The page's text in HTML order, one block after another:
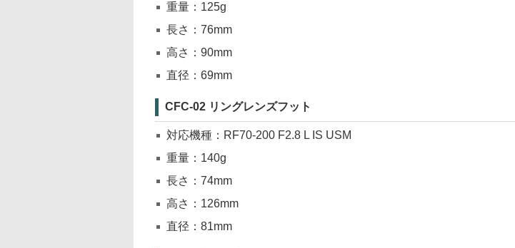
重量：125g
長さ：76mm
高さ：90mm
直径：69mm
CFC-02 リングレンズフット
対応機種：RF70-200 F2.8 L IS USM
重量：140g
長さ：74mm
高さ：126mm
直径：81mm